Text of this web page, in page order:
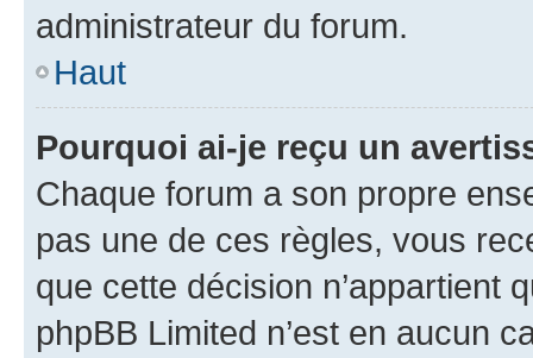
administrateur du forum.
Haut
Pourquoi ai-je reçu un
Chaque forum a son propre
pas une de ces règles, vous
que cette décision n’appartient
phpBB Limited n’est en aucun